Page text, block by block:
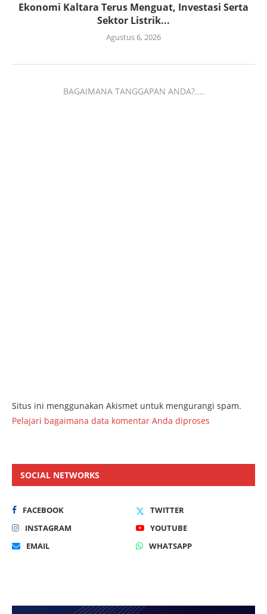
Ekonomi Kaltara Terus Menguat, Investasi Serta
Sektor Listrik...
Agustus 6, 2026
BAGAIMANA TANGGAPAN ANDA?....
Situs ini menggunakan Akismet untuk mengurangi spam.
Pelajari bagaimana data komentar Anda diproses
SOCIAL NETWORKS
FACEBOOK
TWITTER
INSTAGRAM
YOUTUBE
EMAIL
WHATSAPP